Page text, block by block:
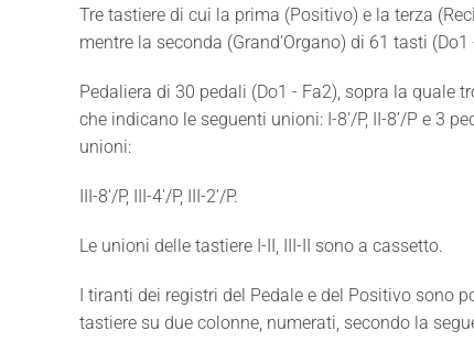
Tre tastiere di cui la prima (Positivo) e la terza
mentre la seconda (Grand’Organo) di 61 tasti (Do1
Pedaliera di 30 pedali (Do1 - Fa2), sopra la quale
che indicano le seguenti unioni: I-8'/P, II-8’/P e 3
unioni:
III-8'/P, III-4'/P, III-2’/P.
Le unioni delle tastiere I-II, III-II sono a cassetto.
I tiranti dei registri del Pedale e del Positivo sono
tastiere su due colonne, numerati, secondo la